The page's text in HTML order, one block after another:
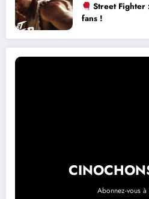
Street Fighter
fans !
Abonnez-vous à